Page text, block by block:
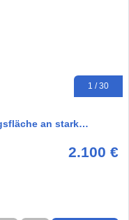
1 / 30
an stark…
2.100 €